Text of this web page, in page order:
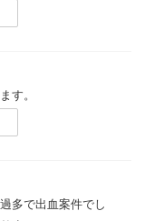
す。
多で出血案件でし